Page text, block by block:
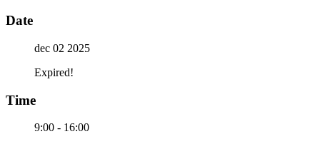
Date
dec 02 2025
Expired!
Time
9:00 - 16:00